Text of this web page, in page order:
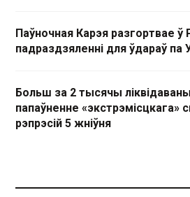
Паўночная Карэя разгортвае
падраздзяленні для ўдараў па
Больш за 2 тысячы
папаўненне «экстрэмісцкага»
рэпрэсій 5 жніўня